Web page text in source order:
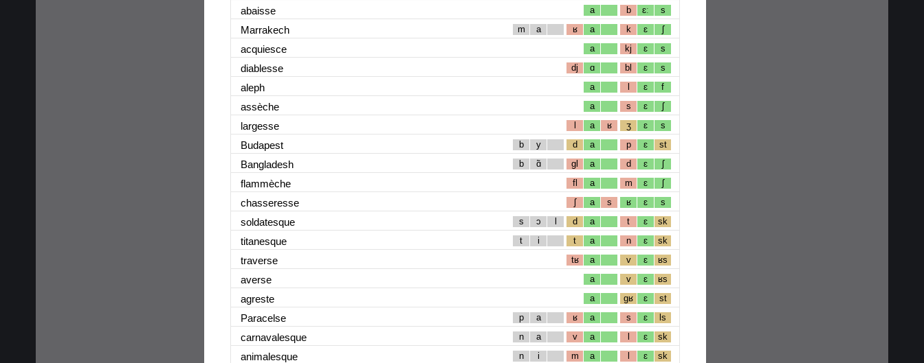
abaisse a b ɛː s
Marrakech m a ʁ a k ɛ ʃ
acquiesce a kj ɛ s
diablesse dj ɑ bl ɛ s
aleph a l ɛ f
assèche a s ɛ ʃ
largesse l a ʁ ʒ ɛ s
Budapest b y d a p ɛ st
Bangladesh b ɑ̃ gl a d ɛ ʃ
flammèche fl a m ɛ ʃ
chasseresse ʃ a s ʁ ɛ s
soldatesque s ɔ l d a t ɛ sk
titanesque t i t a n ɛ sk
traverse tʁ a v ɛ ʁs
averse a v ɛ ʁs
agreste a gʁ ɛ st
Paracelse p a ʁ a s ɛ ls
carnavalesque n a v a l ɛ sk
animalesque n i m a l ɛ sk